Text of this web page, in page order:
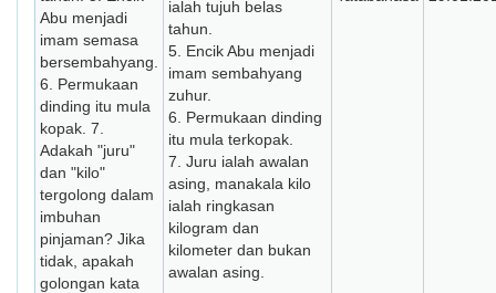
Abu menjadi
imam semasa
bersembahyang.
6. Permukaan
dinding itu mula
kopak. 7.
Adakah "juru"
dan "kilo"
tergolong dalam
imbuhan
pinjaman? Jika
tidak, apakah
golongan kata
ialah tujuh belas
tahun.
5. Encik Abu menjadi
imam sembahyang
zuhur.
6. Permukaan dinding
itu mula terkopak.
7. Juru ialah awalan
asing, manakala kilo
ialah ringkasan
kilogram dan
kilometer dan bukan
awalan asing.